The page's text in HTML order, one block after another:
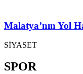
Malatya’nın Yol
SİYASET
SPOR